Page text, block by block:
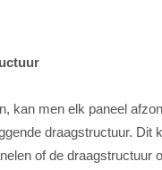
kan men elk paneel
draagstructuur. Dit
of de draagstructuur